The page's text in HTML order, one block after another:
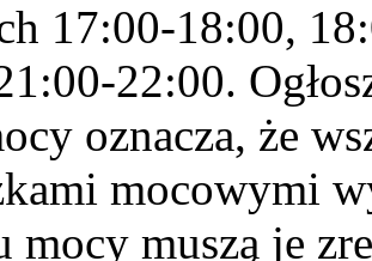
17:00-18:00,
22:00.
oznacza, że
mocowymi
mocy muszą je